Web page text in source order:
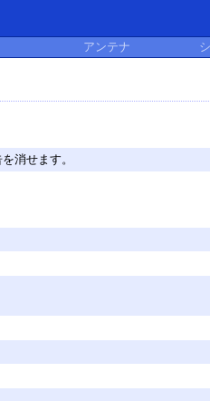
アンテナ
消せます。